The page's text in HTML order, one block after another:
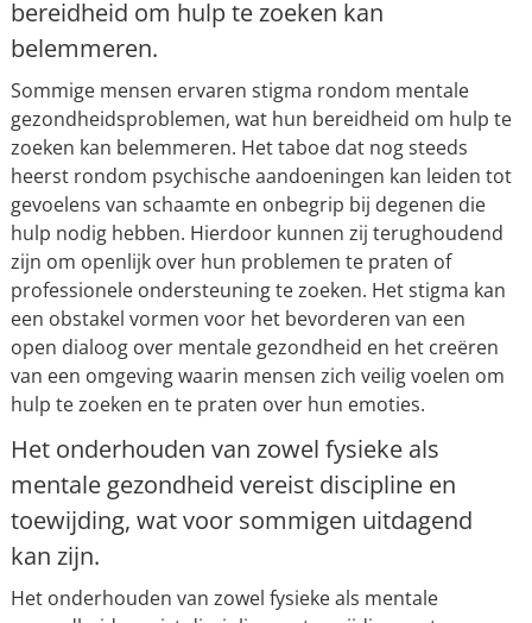
bereidheid om hulp te zoeken kan
belemmeren.
Sommige mensen ervaren stigma rondom mentale
gezondheidsproblemen, wat hun bereidheid om hulp te
zoeken kan belemmeren. Het taboe dat nog steeds
heerst rondom psychische aandoeningen kan leiden tot
gevoelens van schaamte en onbegrip bij degenen die
hulp nodig hebben. Hierdoor kunnen zij terughoudend
zijn om openlijk over hun problemen te praten of
professionele ondersteuning te zoeken. Het stigma kan
een obstakel vormen voor het bevorderen van een
open dialoog over mentale gezondheid en het creëren
van een omgeving waarin mensen zich veilig voelen om
hulp te zoeken en te praten over hun emoties.
Het onderhouden van zowel fysieke als
mentale gezondheid vereist discipline en
toewijding, wat voor sommigen uitdagend
kan zijn.
Het onderhouden van zowel fysieke als mentale